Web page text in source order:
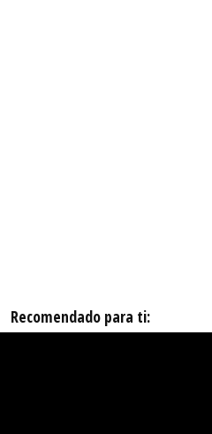
Recomendado para ti: